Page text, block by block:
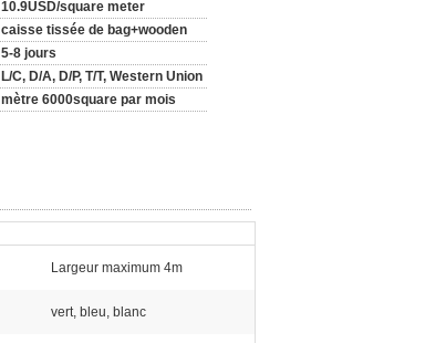
10.9USD/square meter
caisse tissée de bag+wooden
5-8 jours
L/C, D/A, D/P, T/T, Western Union
mètre 6000square par mois
Largeur maximum 4m
vert, bleu, blanc